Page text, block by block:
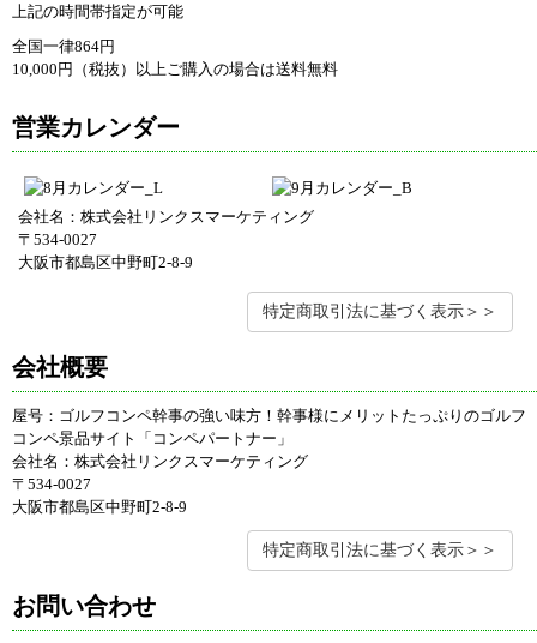
上記の時間帯指定が可能
全国一律864円
10,000円（税抜）以上ご購入の場合は送料無料
営業カレンダー
会社名：株式会社リンクスマーケティング
〒534-0027
大阪市都島区中野町2-8-9
特定商取引法に基づく表示＞＞
会社概要
屋号：ゴルフコンペ幹事の強い味方！幹事様にメリットたっぷりのゴルフ
コンペ景品サイト「コンペパートナー」
会社名：株式会社リンクスマーケティング
〒534-0027
大阪市都島区中野町2-8-9
特定商取引法に基づく表示＞＞
お問い合わせ